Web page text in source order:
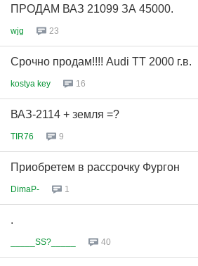
ПРОДАМ ВАЗ 21099 ЗА 45000.
wjg 23
Срочно продам!!!! Audi TT 2000 г.в.
kostya key 16
ВАЗ-2114 + земля =?
TIR76 9
Приобретем в рассрочку Фургон
DimaP- 1
.
_____SS?_____ 40